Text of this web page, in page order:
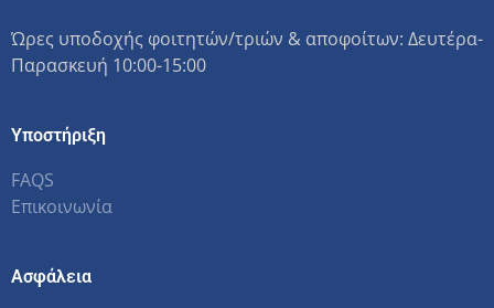
Ώρες υποδοχής φοιτητών/τριών & αποφοίτων: Δευτέρα-
Παρασκευή 10:00-15:00
Υποστήριξη
FAQS
Επικοινωνία
Ασφάλεια